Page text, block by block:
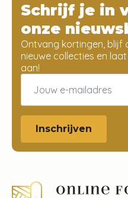
Schrijf je in
onze
Ontvang kortingen, blijf
nieuwe collecties en
aan!
Email
Inschrijven